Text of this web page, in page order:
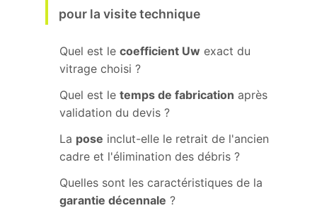
pour la visite technique
Quel est le coefficient Uw exact du
vitrage choisi ?
Quel est le temps de fabrication après
validation du devis ?
La pose inclut-elle le retrait de l'ancien
cadre et l'élimination des débris ?
Quelles sont les caractéristiques de la
garantie décennale ?